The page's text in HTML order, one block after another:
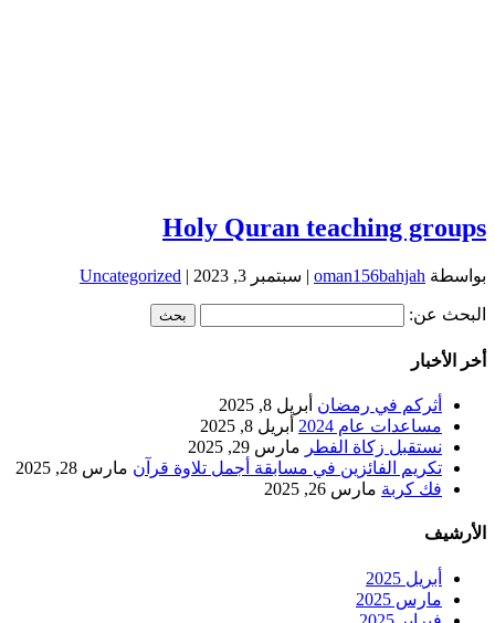
Holy Quran teaching groups
بواسطة oman156bahjah
| سبتمبر 3, 2023 |
Uncategorized
البحث عن:
أخر الأخبار
أثركم في رمضان أبريل 8, 2025
مساعدات عام 2024
أبريل 8, 2025
نستقبل زكاة الفطر مارس 29, 2025
تكريم الفائزين في مسابقة أجمل تلاوة قرآن مارس 28, 2025
فك كربة مارس 26, 2025
الأرشيف
أبريل 2025
مارس 2025